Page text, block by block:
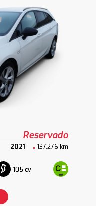
Reservado
2021 137.276 km
105 cv